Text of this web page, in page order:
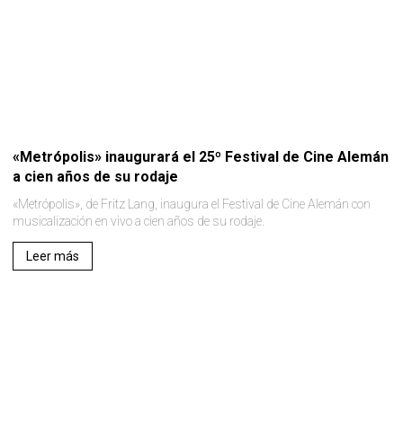
«Metrópolis» inaugurará el 25º Festival de Cine Alemán
a cien años de su rodaje
«Metrópolis», de Fritz Lang, inaugura el Festival de Cine Alemán con
musicalización en vivo a cien años de su rodaje.
Leer más